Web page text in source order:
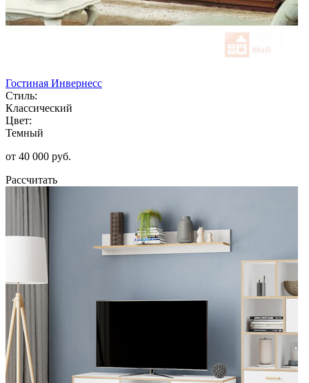
Гостиная Инвернесс
Стиль:
Классический
Цвет:
Темный
от 40 000 руб.
Рассчитать